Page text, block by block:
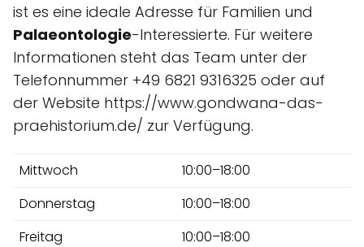
ist es eine ideale Adresse für Familien und
Palaeontologie-Interessierte. Für weitere
Informationen steht das Team unter der
Telefonnummer +49 6821 9316325 oder auf
der Website https://www.gondwana-das-
praehistorium.de/ zur Verfügung.
Mittwoch
10:00–18:00
Donnerstag
10:00–18:00
Freitag
10:00–18:00